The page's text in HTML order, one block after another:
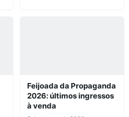
Feijoada da Propaganda
2026: últimos ingressos
à venda